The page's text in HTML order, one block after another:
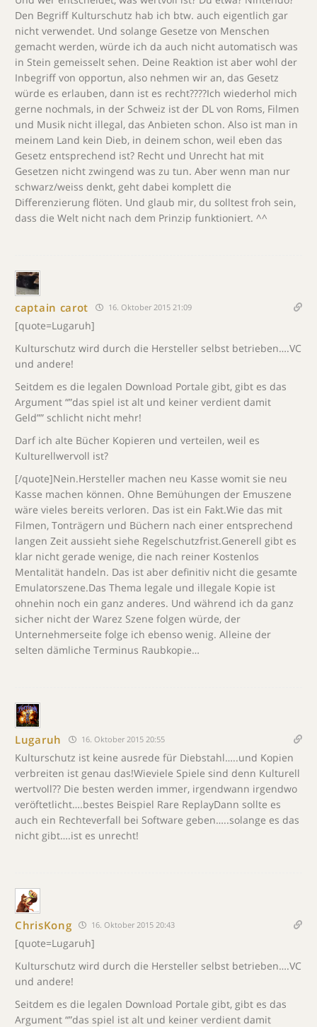
Den Begriff Kulturschutz hab ich btw. auch eigentlich gar
nicht verwendet. Und solange Gesetze von Menschen
gemacht werden, würde ich da auch nicht automatisch was
in Stein gemeisselt sehen. Deine Reaktion ist aber wohl der
Inbegriff von opportun, also nehmen wir an, das Gesetz
würde es erlauben, dann ist es recht????Ich wiederhol mich
gerne nochmals, in der Schweiz ist der DL von Roms, Filmen
und Musik nicht illegal, das Anbieten schon. Also ist man in
meinem Land kein Dieb, in deinem schon, weil eben das
Gesetz entsprechend ist? Recht und Unrecht hat mit
Gesetzen nicht zwingend was zu tun. Aber wenn man nur
schwarz/weiss denkt, geht dabei komplett die
Differenzierung flöten. Und glaub mir, du solltest froh sein,
dass die Welt nicht nach dem Prinzip funktioniert. ^^
captain carot 16. Oktober 2015 21:09
[quote=Lugaruh]
Kulturschutz wird durch die Hersteller selbst betrieben….VC
und andere!
Seitdem es die legalen Download Portale gibt, gibt es das
Argument “”das spiel ist alt und keiner verdient damit
Geld”” schlicht nicht mehr!
Darf ich alte Bücher Kopieren und verteilen, weil es
Kulturellwervoll ist?
[/quote]Nein.Hersteller machen neu Kasse womit sie neu
Kasse machen können. Ohne Bemühungen der Emuszene
wäre vieles bereits verloren. Das ist ein Fakt.Wie das mit
Filmen, Tonträgern und Büchern nach einer entsprechend
langen Zeit aussieht siehe Regelschutzfrist.Generell gibt es
klar nicht gerade wenige, die nach reiner Kostenlos
Mentalität handeln. Das ist aber definitiv nicht die gesamte
Emulatorszene.Das Thema legale und illegale Kopie ist
ohnehin noch ein ganz anderes. Und während ich da ganz
sicher nicht der Warez Szene folgen würde, der
Unternehmerseite folge ich ebenso wenig. Alleine der
selten dämliche Terminus Raubkopie…
Lugaruh 16. Oktober 2015 20:55
Kulturschutz ist keine ausrede für Diebstahl…..und Kopien
verbreiten ist genau das!Wieviele Spiele sind denn Kulturell
wertvoll?? Die besten werden immer, irgendwann irgendwo
veröftetlicht….bestes Beispiel Rare ReplayDann sollte es
auch ein Rechteverfall bei Software geben…..solange es das
nicht gibt….ist es unrecht!
ChrisKong 16. Oktober 2015 20:43
[quote=Lugaruh]
Kulturschutz wird durch die Hersteller selbst betrieben….VC
und andere!
Seitdem es die legalen Download Portale gibt, gibt es das
Argument “”das spiel ist alt und keiner verdient damit